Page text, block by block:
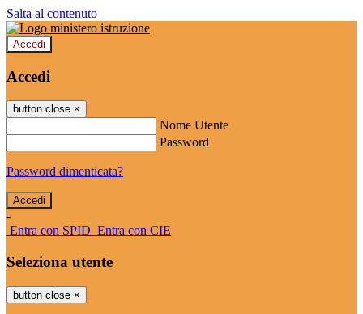
Salta al contenuto
Accedi
Accedi
button close ×
Nome Utente
Password
Password dimenticata?
-
Entra con SPID Entra con CIE
Seleziona utente
button close ×